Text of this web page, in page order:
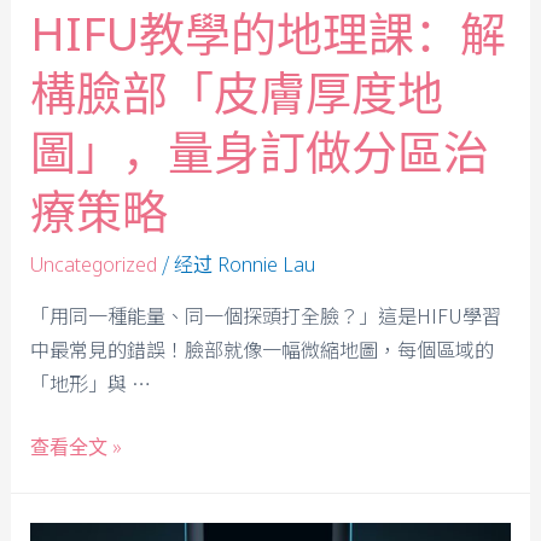
HIFU教學的地理課：解
構臉部「皮膚厚度地
圖」，量身訂做分區治
療策略
Uncategorized / 经过 Ronnie Lau
「用同一種能量、同一個探頭打全臉？」這是HIFU學習
中最常見的錯誤！臉部就像一幅微縮地圖，每個區域的
「地形」與 …
查看全文 »